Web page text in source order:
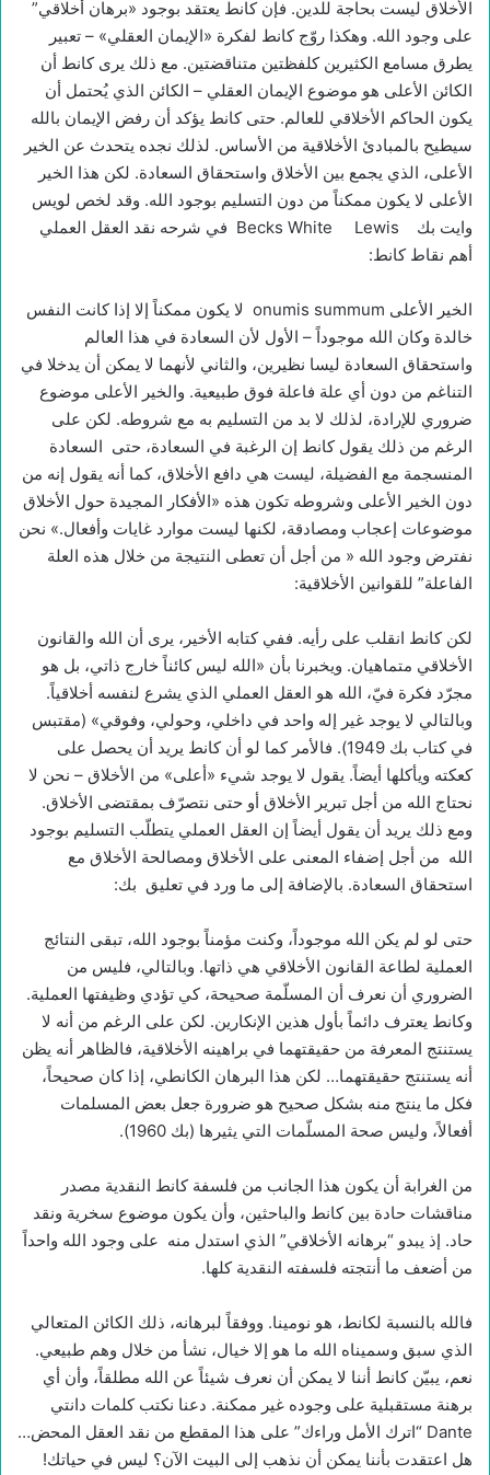
الأخلاق ليست بحاجة للدين. فإن كانط يعتقد بوجود «برهان أخلاقي”
على وجود الله. وهكذا روّج كانط لفكرة «الإيمان العقلي» – تعبير
يطرق مسامع الكثيرين كلفظتين متناقضتين. مع ذلك يرى كانط أن
الكائن الأعلى هو موضوع الإيمان العقلي – الكائن الذي يُحتمل أن
يكون الحاكم الأخلاقي للعالم. حتى كانط يؤكد أن رفض الإيمان بالله
سيطيح بالمبادئ الأخلاقية من الأساس. لذلك نجده يتحدث عن الخير
الأعلى، الذي يجمع بين الأخلاق واستحقاق السعادة. لكن هذا الخير
الأعلى لا يكون ممكناً من دون التسليم بوجود الله. وقد لخص لويس
وايت بك Becks White Lewis في شرحه نقد العقل العملي
أهم نقاط كانط:
الخير الأعلى onumis summum لا يكون ممكناً إلا إذا كانت النفس
خالدة وكان الله موجوداً – الأول لأن السعادة في هذا العالم
واستحقاق السعادة ليسا نظيرين، والثاني لأنهما لا يمكن أن يدخلا في
التناغم من دون أي علة فاعلة فوق طبيعية. والخير الأعلى موضوع
ضروري للإرادة، لذلك لا بد من التسليم به مع شروطه. لكن على
الرغم من ذلك يقول كانط إن الرغبة في السعادة، حتى السعادة
المنسجمة مع الفضيلة، ليست هي دافع الأخلاق، كما أنه يقول إنه من
دون الخير الأعلى وشروطه تكون هذه «الأفكار المجيدة حول الأخلاق
موضوعات إعجاب ومصادقة، لكنها ليست موارد غايات وأفعال.» نحن
نفترض وجود الله « من أجل أن تعطى النتيجة من خلال هذه العلة
الفاعلة” للقوانين الأخلاقية:
لكن كانط انقلب على رأيه. ففي كتابه الأخير، يرى أن الله والقانون
الأخلاقي متماهيان. ويخبرنا بأن «الله ليس كائناً خارج ذاتي، بل هو
مجرّد فكرة فيّ، الله هو العقل العملي الذي يشرع لنفسه أخلاقياً.
وبالتالي لا يوجد غير إله واحد في داخلي، وحولي، وفوقي» (مقتبس
في كتاب بك 1949). فالأمر كما لو أن كانط يريد أن يحصل على
كعكته ويأكلها أيضاً. يقول لا يوجد شيء «أعلى» من الأخلاق – نحن لا
نحتاج الله من أجل تبرير الأخلاق أو حتى نتصرّف بمقتضى الأخلاق.
ومع ذلك يريد أن يقول أيضاً إن العقل العملي يتطلّب التسليم بوجود
الله من أجل إضفاء المعنى على الأخلاق ومصالحة الأخلاق مع
استحقاق السعادة. بالإضافة إلى ما ورد في تعليق بك:
حتى لو لم يكن الله موجوداً، وكنت مؤمناً بوجود الله، تبقى النتائج
العملية لطاعة القانون الأخلاقي هي ذاتها. وبالتالي، فليس من
الضروري أن نعرف أن المسلّمة صحيحة، كي تؤدي وظيفتها العملية.
وكانط يعترف دائماً بأول هذين الإنكارين. لكن على الرغم من أنه لا
يستنتج المعرفة من حقيقتهما في براهينه الأخلاقية، فالظاهر أنه يظن
أنه يستنتج حقيقتهما… لكن هذا البرهان الكانطي، إذا كان صحيحاً،
فكل ما ينتج منه بشكل صحيح هو ضرورة جعل بعض المسلمات
أفعالاً، وليس صحة المسلّمات التي يثيرها (بك 1960).
من الغرابة أن يكون هذا الجانب من فلسفة كانط النقدية مصدر
مناقشات حادة بين كانط والباحثين، وأن يكون موضوع سخرية ونقد
حاد. إذ يبدو “برهانه الأخلاقي” الذي استدل منه على وجود الله واحداً
من أضعف ما أنتجته فلسفته النقدية كلها.
فالله بالنسبة لكانط، هو نومينا. ووفقاً لبرهانه، ذلك الكائن المتعالي
الذي سبق وسميناه الله ما هو إلا خيال، نشأ من خلال وهم طبيعي.
نعم، يبيّن كانط أننا لا يمكن أن نعرف شيئاً عن الله مطلقاً، وأن أي
برهنة مستقبلية على وجوده غير ممكنة. دعنا نكتب كلمات دانتي
Dante “اترك الأمل وراءك” على هذا المقطع من نقد العقل المحض…
هل اعتقدت بأننا يمكن أن نذهب إلى البيت الآن؟ ليس في حياتك!